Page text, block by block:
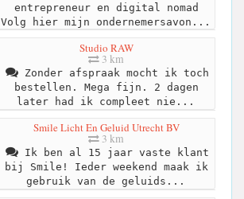
entrepreneur en digital nomad
Volg hier mijn ondernemersavon...
Studio RAW
3 km
Zonder afspraak mocht ik toch
bestellen. Mega fijn. 2 dagen
later had ik compleet nie...
Smile Licht En Geluid Utrecht BV
3 km
Ik ben al 15 jaar vaste klant
bij Smile! Ieder weekend maak ik
gebruik van de geluids...